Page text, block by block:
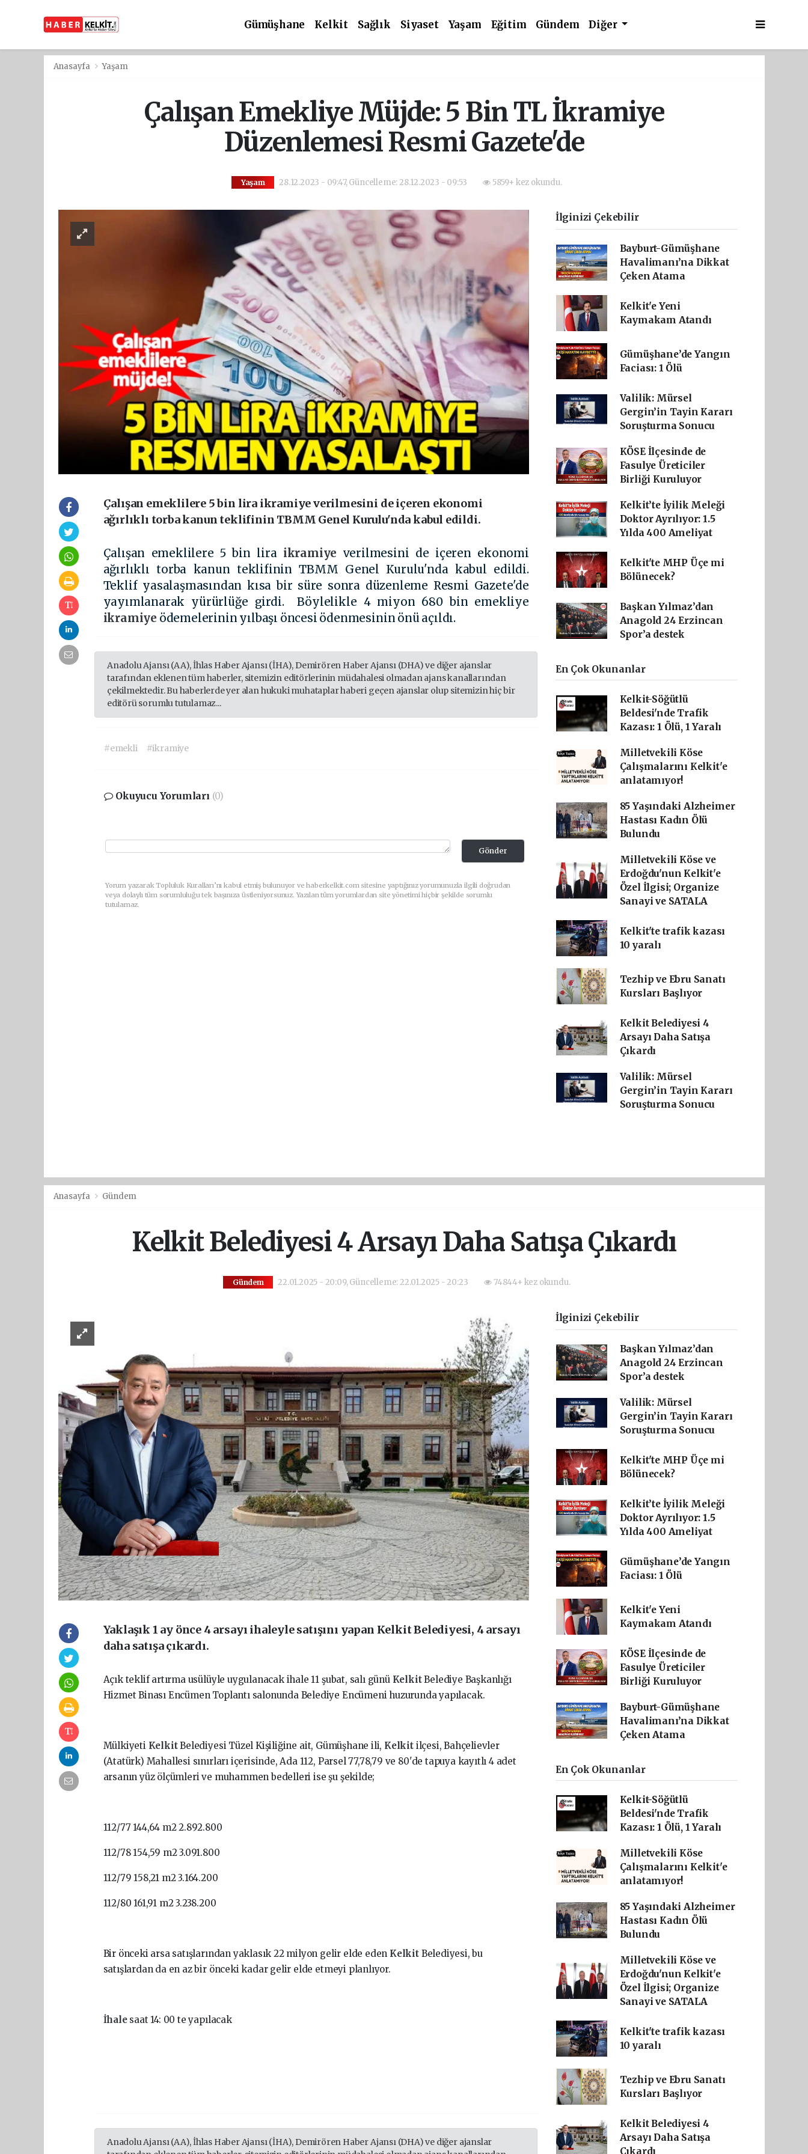
Gümüşhane Kelkit Sağlık Siyaset Yaşam Eğitim Gündem Diğer
Anasayfa Yaşam
Çalışan Emekliye Müjde: 5 Bin TL İkramiye
Düzenlemesi Resmi Gazete'de
Yaşam 28.12.2023 - 09:47, Güncelleme: 28.12.2023 - 09:53 5859+ kez okundu.
Çalışan emeklilere 5 bin lira ikramiye verilmesini de içeren ekonomi
ağırlıklı torba kanun teklifinin TBMM Genel Kurulu'nda kabul edildi.
Çalışan emeklilere 5 bin lira ikramiye verilmesini de içeren ekonomi
ağırlıklı torba kanun teklifinin TBMM Genel Kurulu'nda kabul edildi.
Teklif yasalaşmasından kısa bir süre sonra düzenleme Resmi Gazete'de
yayımlanarak yürürlüğe girdi. Böylelikle 4 miyon 680 bin emekliye
ikramiye ödemelerinin yılbaşı öncesi ödenmesinin önü açıldı.
Anadolu Ajansı (AA), İhlas Haber Ajansı (İHA), Demirören Haber Ajansı (DHA) ve diğer ajanslar
tarafından eklenen tüm haberler, sitemizin editörlerinin müdahalesi olmadan ajans kanallarından
çekilmektedir. Bu haberlerde yer alan hukuki muhataplar haberi geçen ajanslar olup sitemizin hiç bir
editörü sorumlu tutulamaz...
#emekli #ikramiye
Okuyucu Yorumları (0)
Gönder
Yorum yazarak Topluluk Kuralları’nı kabul etmiş bulunuyor ve haberkelkit.com sitesine yaptığınız yorumunuzla ilgili doğrudan
veya dolaylı tüm sorumluluğu tek başınıza üstleniyorsunuz. Yazılan tüm yorumlardan site yönetimi hiçbir şekilde sorumlu
tutulamaz.
İlginizi Çekebilir
Bayburt-Gümüşhane
Havalimanı’na Dikkat
Çeken Atama
Kelkit'e Yeni
Kaymakam Atandı
Gümüşhane’de Yangın
Faciası: 1 Ölü
Valilik: Mürsel
Gergin’in Tayin Kararı
Soruşturma Sonucu
KÖSE İlçesinde de
Fasulye Üreticiler
Birliği Kuruluyor
Kelkit’te İyilik Meleği
Doktor Ayrılıyor: 1.5
Yılda 400 Ameliyat
Kelkit'te MHP Üçe mi
Bölünecek?
Başkan Yılmaz’dan
Anagold 24 Erzincan
Spor’a destek
En Çok Okunanlar
Kelkit-Söğütlü
Beldesi'nde Trafik
Kazası: 1 Ölü, 1 Yaralı
Milletvekili Köse
Çalışmalarını Kelkit'e
anlatamıyor!
85 Yaşındaki Alzheimer
Hastası Kadın Ölü
Bulundu
Milletvekili Köse ve
Erdoğdu'nun Kelkit'e
Özel İlgisi; Organize
Sanayi ve SATALA
Kelkit'te trafik kazası
10 yaralı
Tezhip ve Ebru Sanatı
Kursları Başlıyor
Kelkit Belediyesi 4
Arsayı Daha Satışa
Çıkardı
Valilik: Mürsel
Gergin’in Tayin Kararı
Soruşturma Sonucu
Anasayfa Gündem
Kelkit Belediyesi 4 Arsayı Daha Satışa Çıkardı
Gündem 22.01.2025 - 20:09, Güncelleme: 22.01.2025 - 20:23 74844+ kez okundu.
Yaklaşık 1 ay önce 4 arsayı ihaleyle satışını yapan Kelkit Belediyesi, 4 arsayı
daha satışa çıkardı.
Açık teklif artırma usülüyle uygulanacak ihale 11 şubat, salı günü KelkitBelediye Başkanlığı
Hizmet Binası Encümen Toplantı salonunda Belediye Encümeni huzurunda yapılacak.
Mülkiyeti KelkitBelediyesi Tüzel Kişiliğine ait, Gümüşhane ili, Kelkit ilçesi, Bahçelievler
(Atatürk) Mahallesi sınırları içerisinde, Ada 112, Parsel 77,78,79 ve 80'de tapuya kayıtlı 4 adet
arsanın yüz ölçümleri ve muhammen bedelleri ise şu şekilde;
112/77 144,64 m2 2.892.800
112/78 154,59 m2 3.091.800
112/79 158,21 m2 3.164.200
112/80 161,91 m2 3.238.200
Bir önceki arsa satışlarından yaklasık 22 milyon gelir elde eden Kelkit Belediyesi, bu
satışlardan da en az bir önceki kadar gelir elde etmeyi planlıyor.
İhale saat 14: 00 te yapılacak
Anadolu Ajansı (AA), İhlas Haber Ajansı (İHA), Demirören Haber Ajansı (DHA) ve diğer ajanslar
İlginizi Çekebilir
Başkan Yılmaz’dan
Anagold 24 Erzincan
Spor’a destek
Valilik: Mürsel
Gergin’in Tayin Kararı
Soruşturma Sonucu
Kelkit'te MHP Üçe mi
Bölünecek?
Kelkit’te İyilik Meleği
Doktor Ayrılıyor: 1.5
Yılda 400 Ameliyat
Gümüşhane’de Yangın
Faciası: 1 Ölü
Kelkit'e Yeni
Kaymakam Atandı
KÖSE İlçesinde de
Fasulye Üreticiler
Birliği Kuruluyor
Bayburt-Gümüşhane
Havalimanı’na Dikkat
Çeken Atama
En Çok Okunanlar
Kelkit-Söğütlü
Beldesi'nde Trafik
Kazası: 1 Ölü, 1 Yaralı
Milletvekili Köse
Çalışmalarını Kelkit'e
anlatamıyor!
85 Yaşındaki Alzheimer
Hastası Kadın Ölü
Bulundu
Milletvekili Köse ve
Erdoğdu'nun Kelkit'e
Özel İlgisi; Organize
Sanayi ve SATALA
Kelkit'te trafik kazası
10 yaralı
Tezhip ve Ebru Sanatı
Kursları Başlıyor
Kelkit Belediyesi 4
Arsayı Daha Satışa
Çıkardı